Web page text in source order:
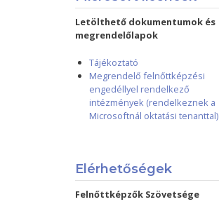
Letölthető dokumentumok és
megrendelőlapok
Tájékoztató
Megrendelő felnőttképzési
engedéllyel rendelkező
intézmények (rendelkeznek a
Microsoftnál oktatási tenanttal)
Elérhetőségek
Felnőttképzők Szövetsége